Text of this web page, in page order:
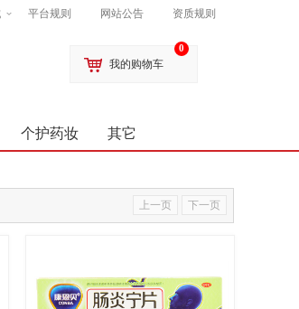
资质规则
网站公告
平台规则
0
我的购物车
个护药妆 其它
上一页 下一页